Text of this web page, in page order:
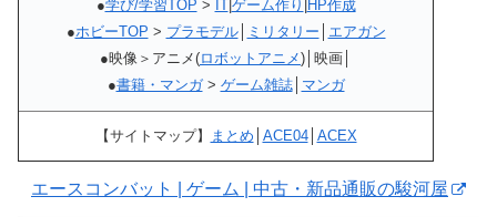
●学び/学習TOP > IT| ゲーム作り HP作成
●ホビーTOP > プラモデル│ ミリタリー
エアガン
●映像＞アニメ(ロボットアニメ)│映画│
●書籍・マンガ> ゲーム雑誌│ マンガ
【サイトマップ】 まとめ ACE04│ ACEX
エースコンバット | ゲーム | 中古・新品通販の駿河屋